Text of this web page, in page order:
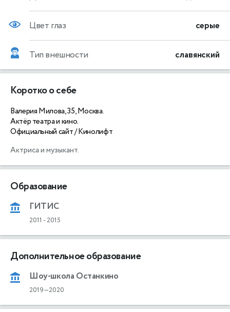
Цвет глаз серые
Тип внешности славянский
Коротко о себе
Валерия Милова, 35, Москва.
Актёр театра и кино.
Официальный сайт / Кинолифт
Актриса и музыкант.
Образование
ГИТИС
2011 - 2015
Дополнительное образование
Шоу-школа Останкино
2019—2020